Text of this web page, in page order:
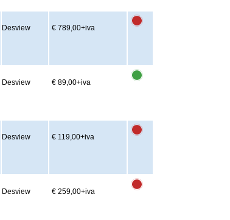
Desview € 789,00+iva
Desview € 89,00+iva
Desview € 119,00+iva
Desview € 259,00+iva